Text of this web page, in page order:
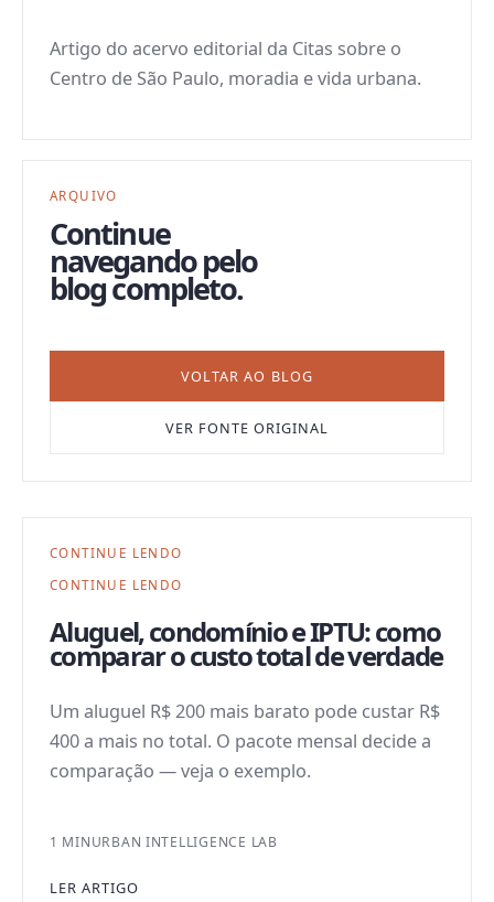
Artigo do acervo editorial da Citas sobre o
Centro de São Paulo, moradia e vida urbana.
ARQUIVO
Continue
navegando pelo
blog completo.
VOLTAR AO BLOG
VER FONTE ORIGINAL
CONTINUE LENDO
CONTINUE LENDO
Aluguel, condomínio e IPTU: como
comparar o custo total de verdade
Um aluguel R$ 200 mais barato pode custar R$
400 a mais no total. O pacote mensal decide a
comparação — veja o exemplo.
1 MINURBAN INTELLIGENCE LAB
LER ARTIGO